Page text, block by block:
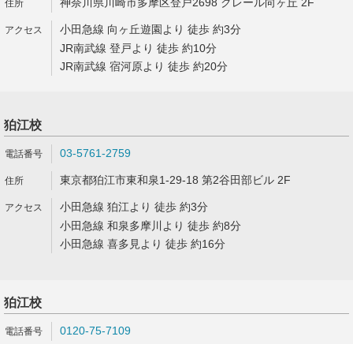
小田急線 向ヶ丘遊園より 徒歩 約3分
JR南武線 登戸より 徒歩 約10分
JR南武線 宿河原より 徒歩 約20分
狛江校
03-5761-2759
東京都狛江市東和泉1-29-18 第2谷田部ビル 2F
小田急線 狛江より 徒歩 約3分
小田急線 和泉多摩川より 徒歩 約8分
小田急線 喜多見より 徒歩 約16分
狛江校
0120-75-7109